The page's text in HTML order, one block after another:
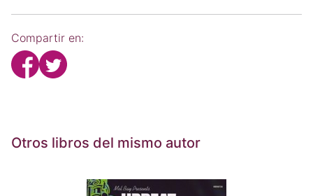
Compartir en:
Otros libros del mismo autor